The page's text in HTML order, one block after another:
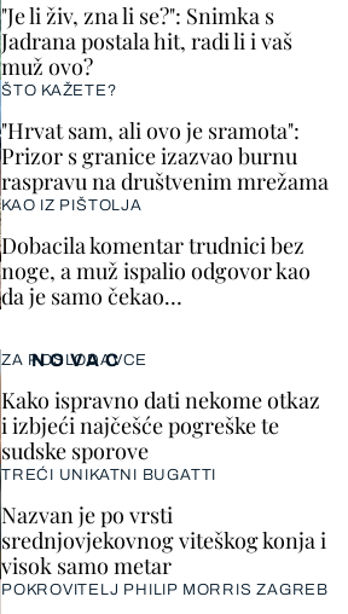
"Je li živ, zna li se?": Snimka s
Jadrana postala hit, radi li i vaš
muž ovo?
ŠTO KAŽETE?
"Hrvat sam, ali ovo je sramota":
Prizor s granice izazvao burnu
raspravu na društvenim mrežama
KAO IZ PIŠTOLJA
Dobacila komentar trudnici bez
noge, a muž ispalio odgovor kao
da je samo čekao…
NOVAC
ZA POSLODAVCE
Kako ispravno dati nekome otkaz
i izbjeći najčešće pogreške te
sudske sporove
TREĆI UNIKATNI BUGATTI
Nazvan je po vrsti
srednjovjekovnog viteškog konja i
visok samo metar
POKROVITELJ PHILIP MORRIS ZAGREB